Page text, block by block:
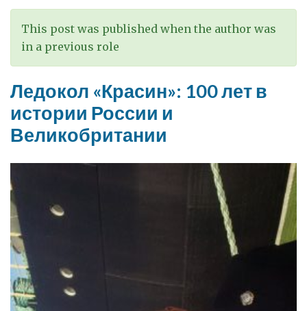
памятные
мероприятия,
связанные
снятия
блокады
Ленинграда
This post was published when the author was
in a previous role
Ледокол «Красин»: 100 лет в
истории России и
Великобритании